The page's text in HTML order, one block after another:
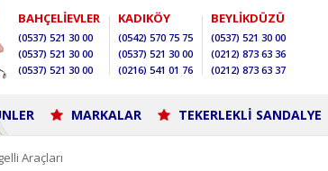
BAHÇELİEVLER
(0537) 521 30 00
(0537) 521 30 00
(0537) 521 30 00
KADIKÖY
(0542) 570 75 75
(0537) 521 30 00
(0216) 541 01 76
BEYLİKDÜZÜ
(0537) 521 30 00
(0212) 873 63 36
(0212) 873 63 37
MARKALAR TEKERLEKLİ SANDALYE
Araçları